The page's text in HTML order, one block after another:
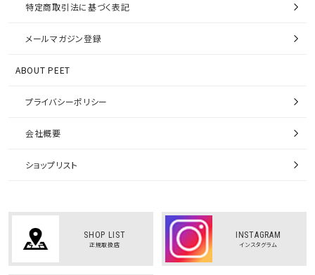
特定商取引法に基づく表記
メールマガジン登録
ABOUT PEET
プライバシーポリシー
会社概要
ショップリスト
SHOP LIST
正規取扱店
INSTAGRAM
インスタグラム